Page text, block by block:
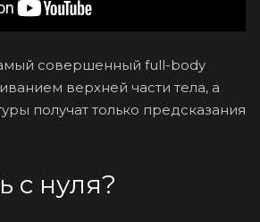
совершенный full-body
верхней части тела, а
получат только предсказания
с нуля?